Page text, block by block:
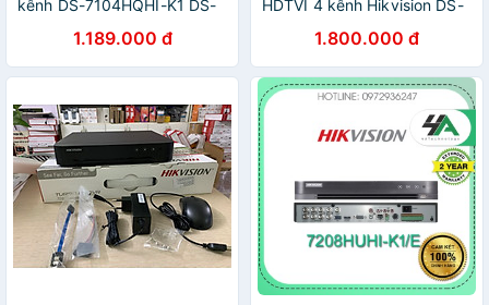
kênh DS-7104HQHI-K1 DS-
7116HQHI-K1 Full 2.0 Vỏ
Nhựa - CHÍNH HÃNG
BH24TH
1.189.000 đ
HDTVI 4 kênh Hikvision DS-
1.800.000 đ